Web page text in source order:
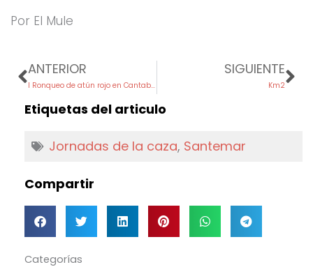
Por El Mule
Prev
ANTERIOR
I Ronqueo de atún rojo en Cantabria
SIGUIENTE
Km2
Etiquetas del articulo
Jornadas de la caza, Santemar
Compartir
Categorías
Categorías